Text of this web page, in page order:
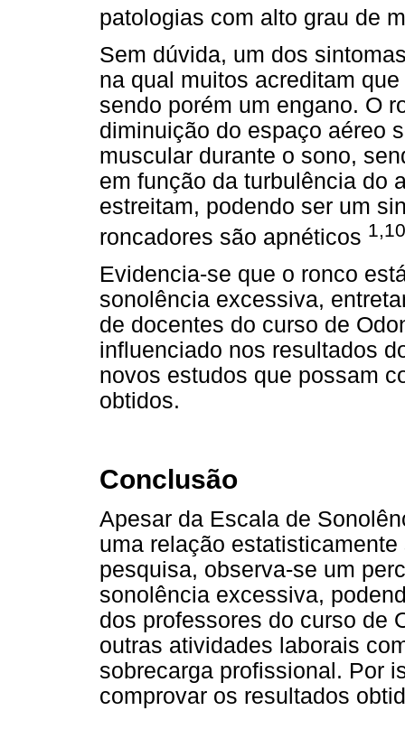
patologias com alto grau de
Sem dúvida, um dos
na qual muitos acreditam
sendo porém um engano. O
diminuição do espaço aéreo
muscular durante o sono,
em função da turbulência do
estreitam, podendo ser um
roncadores são apnéticos 1,10
Evidencia-se que o ronco
sonolência excessiva,
de docentes do curso de
influenciado nos resultados
novos estudos que possam
obtidos.
Conclusão
Apesar da Escala de
uma relação
pesquisa, observa-se um
sonolência excessiva,
dos professores do curso de
outras atividades laborais
sobrecarga profissional. Por
comprovar os resultados